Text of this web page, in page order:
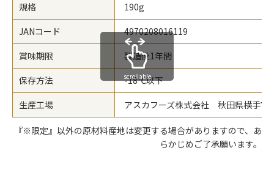
規格
190g
JANコード
4970208016119
賞味期限
製造後1年間
保存方法
-18℃以下
生産工場
アスカフーズ株式会社 秋田県横手市
scrollable
『※限定』以外の原材料産地は変更する場合がありますので、あ
らかじめご了承願います。